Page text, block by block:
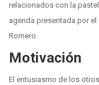
relacionados con la
agenda presentada por
Romero.
Motivación
El entusiasmo de los